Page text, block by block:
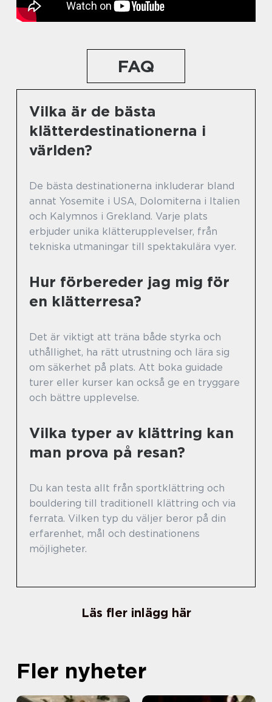
FAQ
Vilka är de bästa
klätterdestinationerna i
världen?
De bästa destinationerna inkluderar bland
annat Yosemite i USA, Dolomiterna i Italien
och Kalymnos i Grekland. Varje plats
erbjuder unika klätterupplevelser, från
tekniska utmaningar till spektakulära vyer.
Hur förbereder jag mig för
en klätterresa?
Det är viktigt att träna både styrka och
uthållighet, ha rätt utrustning och lära sig
om säkerhet på plats. Att boka guidade
turer eller kurser kan också ge en tryggare
och bättre upplevelse.
Vilka typer av klättring kan
man prova på resan?
Du kan testa allt från sportklättring och
bouldering till traditionell klättring och via
ferrata. Vilken typ du väljer beror på din
erfarenhet, mål och destinationens
möjligheter.
Läs fler inlägg här
Fler nyheter